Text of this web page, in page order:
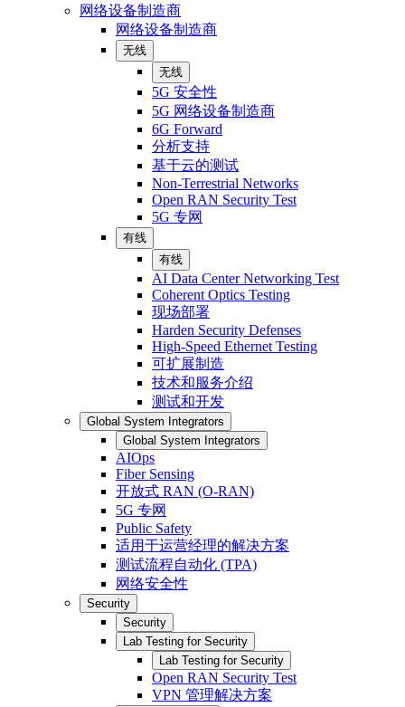
网络设备制造商
网络设备制造商
无线
无线
5G 安全性
5G 网络设备制造商
6G Forward
分析支持
基于云的测试
Non-Terrestrial Networks
Open RAN Security Test
5G 专网
有线
有线
AI Data Center Networking Test
Coherent Optics Testing
现场部署
Harden Security Defenses
High-Speed Ethernet Testing
可扩展制造
技术和服务介绍
测试和开发
Global System Integrators
Global System Integrators
AIOps
Fiber Sensing
开放式 RAN (O-RAN)
5G 专网
Public Safety
适用于运营经理的解决方案
测试流程自动化 (TPA)
网络安全性
Security
Security
Lab Testing for Security
Lab Testing for Security
Open RAN Security Test
VPN 管理解决方案